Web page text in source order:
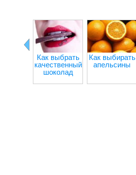
Как выбрать
качественный
шоколад
Как выбирать
апельсины